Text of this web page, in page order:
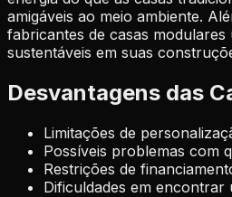
amigáveis ao meio ambiente.
fabricantes de casas modulares
sustentáveis ​​em suas
Desvantagens das
Limitações de
Possíveis problemas com
Restrições de
Dificuldades em